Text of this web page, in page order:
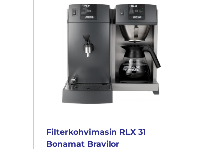
Filterkohvimasin RLX 31
Bonamat Bravilor